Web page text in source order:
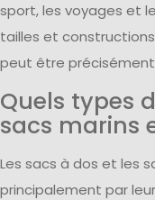
sport, les voyages et
tailles et
peut être
Quels types
sacs marins
Les sacs à dos et les
principalement par